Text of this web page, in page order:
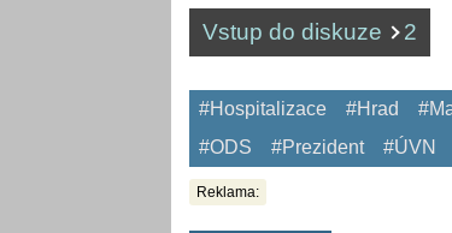
Vstup do diskuze 2
#Hospitalizace #Hrad
#ODS
#Prezident #ÚVN
Reklama: